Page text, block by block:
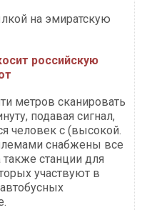
на эмиратскую
российскую
метров сканировать
подавая сигнал,
человек с (высокой.
снабжены все
станции для
участвуют в